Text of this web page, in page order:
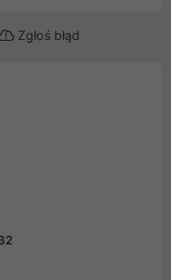
Zgłoś błąd